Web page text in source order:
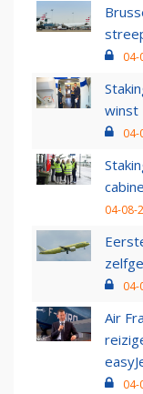
04-
winst
04-
04-08-
04-
Air
04-